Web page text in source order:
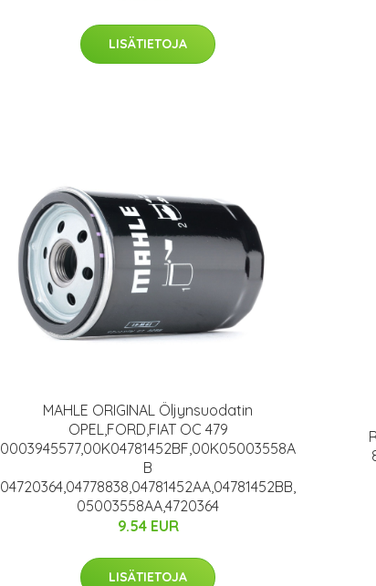
LISÄTIETOJA
MAHLE ORIGINAL Öljynsuodatin
OPEL,FORD,FIAT OC 479
0003945577,00K04781452BF,00K05003558A
B
04720364,04778838,04781452AA,04781452BB,
05003558AA,4720364
9.54 EUR
LISÄTIETOJA